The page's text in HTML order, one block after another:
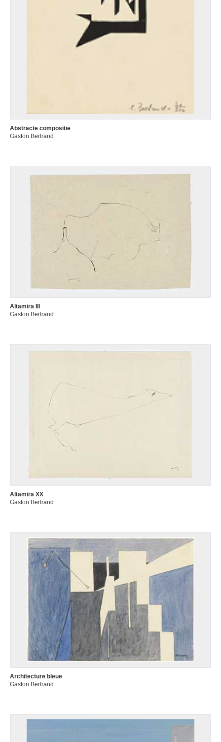
Abstracte compositie
Gaston Bertrand
Altamira III
Gaston Bertrand
Altamira XX
Gaston Bertrand
Architecture bleue
Gaston Bertrand